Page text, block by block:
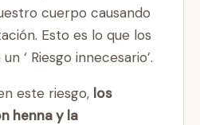
cuerpo causando
Esto es lo que los
‘ Riesgo innecesario’.
este riesgo, los
henna y la